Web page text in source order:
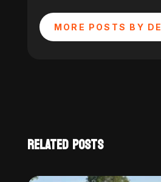
MORE POSTS BY DE
RELATED POSTS